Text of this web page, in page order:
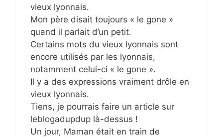
vieux lyonnais.
Mon père disait toujours « le gone »
quand il parlait d’un petit.
Certains mots du vieux lyonnais sont
encore utilisés par les lyonnais,
notamment celui-ci « le gone ».
Il y a des expressions vraiment drôle en
vieux lyonnais.
Tiens, je pourrais faire un article sur
leblogadupdup là-dessus !
Un jour, Maman était en train de